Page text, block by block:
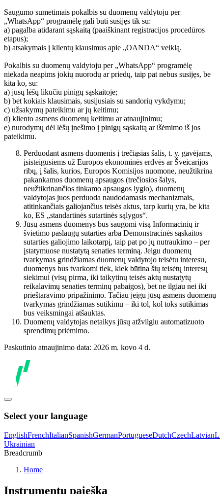
Saugumo sumetimais pokalbis su duomenų valdytoju per
„WhatsApp“ programėlę gali būti susijęs tik su:
a) pagalba atidarant sąskaitą (paaiškinant registracijos procedūros
etapus);
b) atsakymais į klientų klausimus apie „OANDA“ veiklą.
Pokalbis su duomenų valdytoju per „WhatsApp“ programėlę
niekada neapims jokių nuorodų ar priedų, taip pat nebus susijęs, be
kita ko, su:
a) jūsų lėšų likučiu pinigų sąskaitoje;
b) bet kokiais klausimais, susijusiais su sandorių vykdymu;
c) užsakymų pateikimu ar jų keitimu;
d) kliento asmens duomenų keitimu ar atnaujinimu;
e) nurodymų dėl lėšų įnešimo į pinigų sąskaitą ar išėmimo iš jos
pateikimu.
Perduodant asmens duomenis į trečiąsias šalis, t. y. gavėjams,
įsisteigusiems už Europos ekonominės erdvės ar Šveicarijos
ribų, į šalis, kurios, Europos Komisijos nuomone, neužtikrina
pakankamos duomenų apsaugos (trečiosios šalys,
neužtikrinančios tinkamo apsaugos lygio), duomenų
valdytojas juos perduoda naudodamasis mechanizmais,
atitinkančiais galiojančius teisės aktus, tarp kurių yra, be kita
ko, ES „standartinės sutartinės sąlygos“.
Jūsų asmens duomenys bus saugomi visą Informacinių ir
švietimo paslaugų sutarties arba Demonstracinės sąskaitos
sutarties galiojimo laikotarpį, taip pat po jų nutraukimo – per
įstatymuose nustatytą senaties terminą. Jeigu duomenų
tvarkymas grindžiamas duomenų valdytojo teisėtu interesu,
duomenys bus tvarkomi tiek, kiek būtina šių teisėtų interesų
siekimui (visų pirma, iki taikytinų teisės aktų nustatytų
reikalavimų senaties terminų pabaigos), bet ne ilgiau nei iki
prieštaravimo pripažinimo. Tačiau jeigu jūsų asmens duomenų
tvarkymas grindžiamas sutikimu – iki tol, kol toks sutikimas
bus veiksmingai atšauktas.
Duomenų valdytojas netaikys jūsų atžvilgiu automatizuoto
sprendimų priėmimo.
Paskutinio atnaujinimo data: 2026 m. kovo 4 d.
Select your language
EnglishFrenchItalianSpanishGermanPortugueseDutchCzechLatvian
Ukrainian
Breadcrumb
Home
Instrumentų paieška